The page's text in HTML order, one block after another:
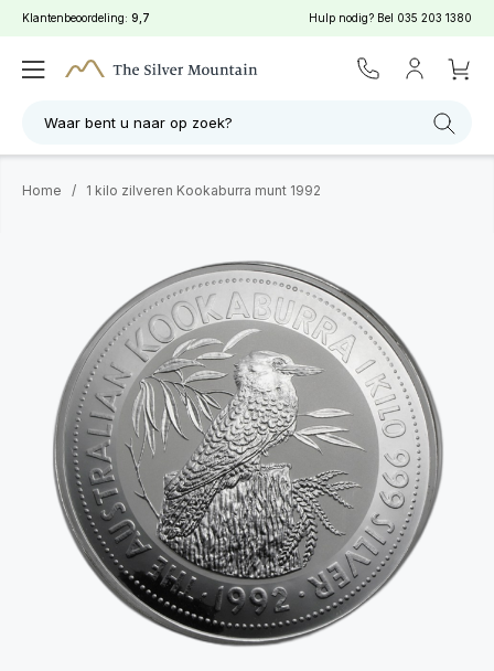
Klantenbeoordeling: 9,7 Hulp nodig? Bel 035 203 1380
Waar bent u naar op zoek?
Home / 1 kilo zilveren Kookaburra munt 1992